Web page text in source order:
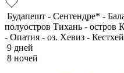
Будапешт - Сентендре* -
полуостров Тихань -
- Опатия - оз. Хевиз - Кестхей
9 дней
8 ночей